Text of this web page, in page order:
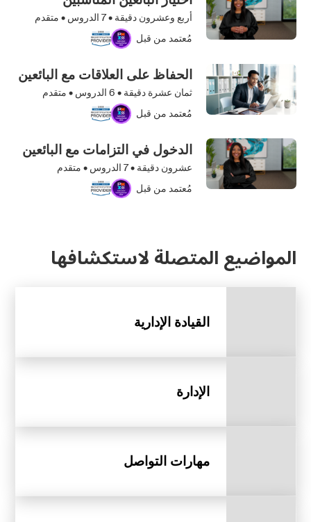
أربع وعشرون دقيقة •7 الدروس • متقدم
مُعتمد من قبل
الحفاظ على العلاقات مع البائعين
ثمان عشرة دقيقة • 6 الدروس • متقدم
مُعتمد من قبل
الدخول في التزامات مع البائعين
عشرون دقيقة •7 الدروس • متقدم
مُعتمد من قبل
المواضيع المتصلة لاستكشافها
القيادة الإدارية
الإدارة
مهارات التواصل